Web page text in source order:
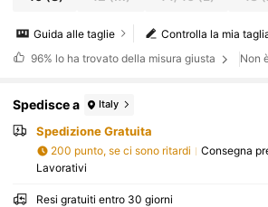
Controlla la mia
Guida alle taglie
96% lo ha trovato della misura giusta Non
Spedisce a Italy
Spedizione Gratuita
200 punto, se ci sono ritardi Consegna
Lavorativi
Resi gratuiti entro 30 giorni